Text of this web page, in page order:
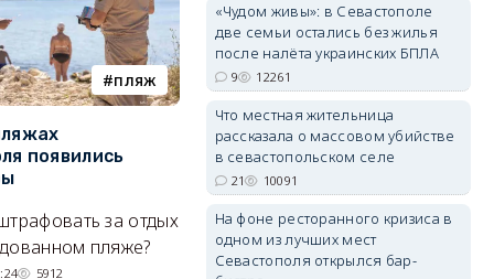
пляж
появились
за отдых
пляже?
5912
Двух москвичей на
сапбордах унесло от берега
Крыма на километр в море
Спасатели благополучно
вернули туристов обратно на
сушу.
«Чудом живы»: в Севастополе
две семьи остались без жилья
после налёта украинских БПЛА
9 12261
Что местная жительница
рассказала о массовом убийстве
в севастопольском селе
21 10091
На фоне ресторанного кризиса в
одном из лучших мест
Севастополя открылся бар-